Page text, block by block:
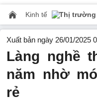
Kinh tế Thị trường
Xuất bản ngày 26/01/2025
Làng nghề
năm nhờ
rẻ